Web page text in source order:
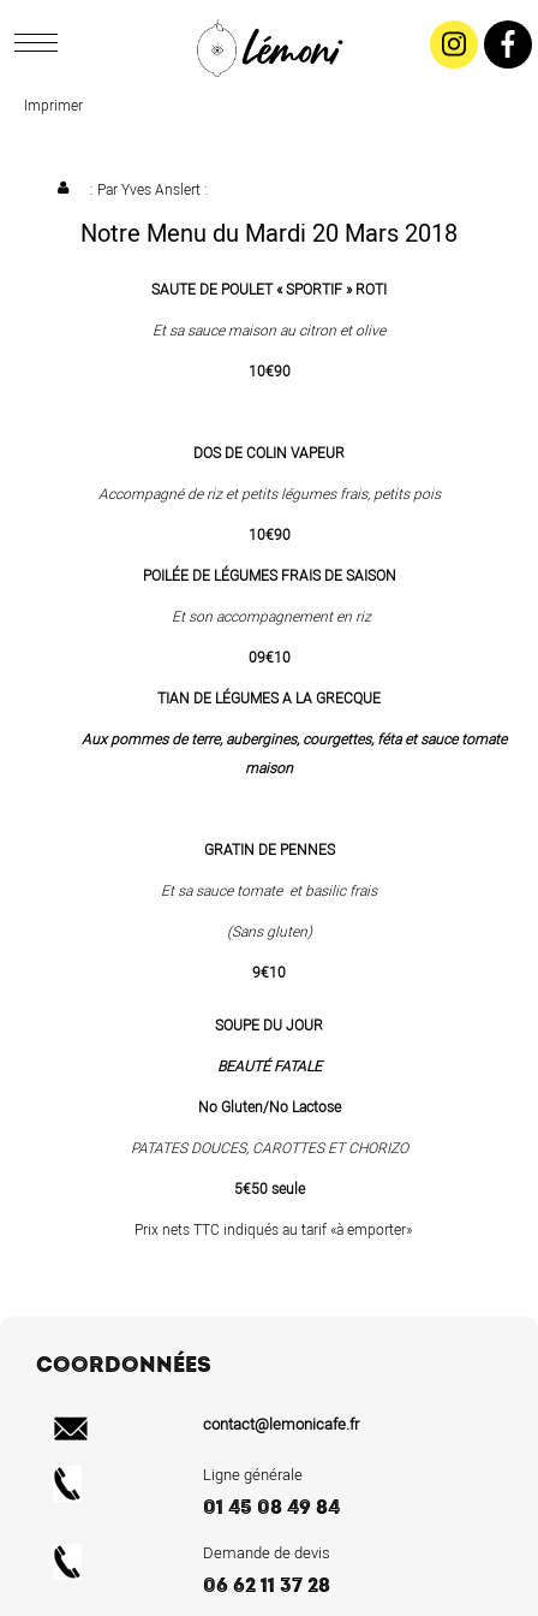
CONCEPT
SALADES & BUFFETS
CONTACTEZ-NOUS !
Imprimer
: ParYves Anslert:
Notre Menu du Mardi 20 Mars 2018
SAUTE DE POULET « SPORTIF » ROTI
Et sa sauce maison au citron et olive
10€90
DOS DE COLIN VAPEUR
Accompagné de riz et petits légumes frais, petits pois
10€90
POILÉE DE LÉGUMES FRAIS DE SAISON
Et son accompagnement en riz
09€10
TIAN DE LÉGUMES A LA GRECQUE
Aux pommes de terre, aubergines, courgettes, féta et sauce tomate
maison
GRATIN DE PENNES
Et sa sauce tomate et basilic frais
(Sans gluten)
9€10
SOUPE DU JOUR
BEAUTÉFATALE
No Gluten/No Lactose
PATATES DOUCES, CAROTTES ET CHORIZO
5€50 seule
Prix nets TTC indiqués au tarif «à emporter»
COORDONNÉES
contact@lemonicafe.fr
Ligne générale
01 45 08 49 84
Demande de devis
06 62 11 37 28